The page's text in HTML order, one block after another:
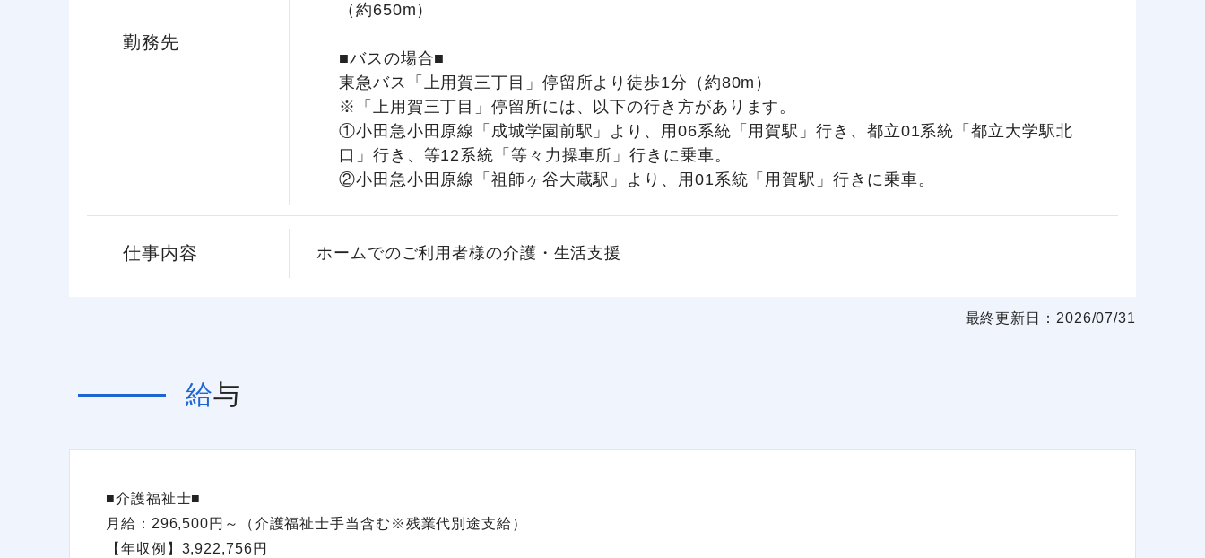
勤務先
（約650m）
■バスの場合■
東急バス「上用賀三丁目」停留所より徒歩1分（約80m）
※「上用賀三丁目」停留所には、以下の行き方があります。
①小田急小田原線「成城学園前駅」より、用06系統「用賀駅」行き、都立01系統「都立大学駅北
口」行き、等12系統「等々力操車所」行きに乗車。
②小田急小田原線「祖師ヶ谷大蔵駅」より、用01系統「用賀駅」行きに乗車。
仕事内容 ホームでのご利用者様の介護・生活支援
最終更新日：2026/07/31
給与
■介護福祉士■
月給：296,500円～（介護福祉士手当含む※残業代別途支給）
【年収例】3,922,756円